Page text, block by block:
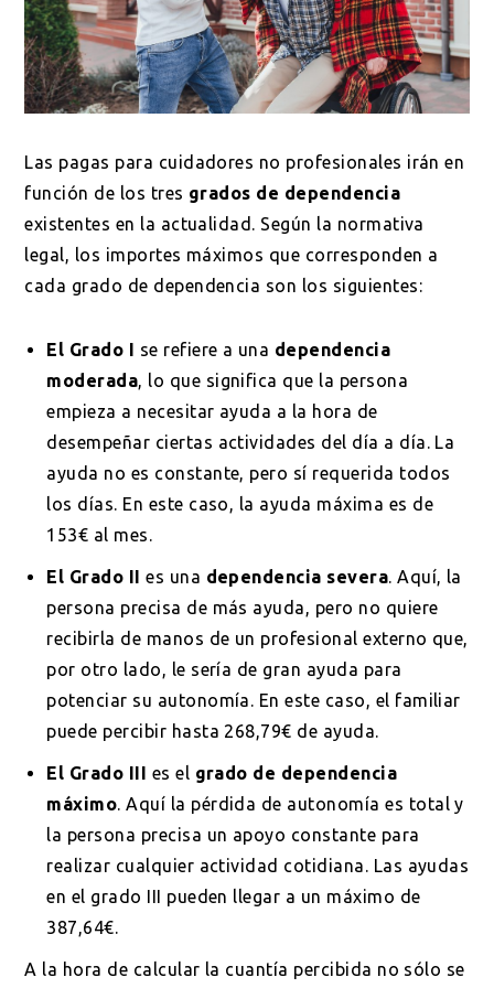
Las pagas para cuidadores no profesionales irán en
función de los tres grados de dependencia
existentes en la actualidad. Según la normativa
legal, los importes máximos que corresponden a
cada grado de dependencia son los siguientes:
El Grado I se refiere a una dependencia
moderada, lo que significa que la persona
empieza a necesitar ayuda a la hora de
desempeñar ciertas actividades del día a día. La
ayuda no es constante, pero sí requerida todos
los días. En este caso, la ayuda máxima es de
153€ al mes.
El Grado II es una dependencia severa. Aquí, la
persona precisa de más ayuda, pero no quiere
recibirla de manos de un profesional externo que,
por otro lado, le sería de gran ayuda para
potenciar su autonomía. En este caso, el familiar
puede percibir hasta 268,79€ de ayuda.
El Grado III es el grado de dependencia
máximo. Aquí la pérdida de autonomía es total y
la persona precisa un apoyo constante para
realizar cualquier actividad cotidiana. Las ayudas
en el grado III pueden llegar a un máximo de
387,64€.
A la hora de calcular la cuantía percibida no sólo se